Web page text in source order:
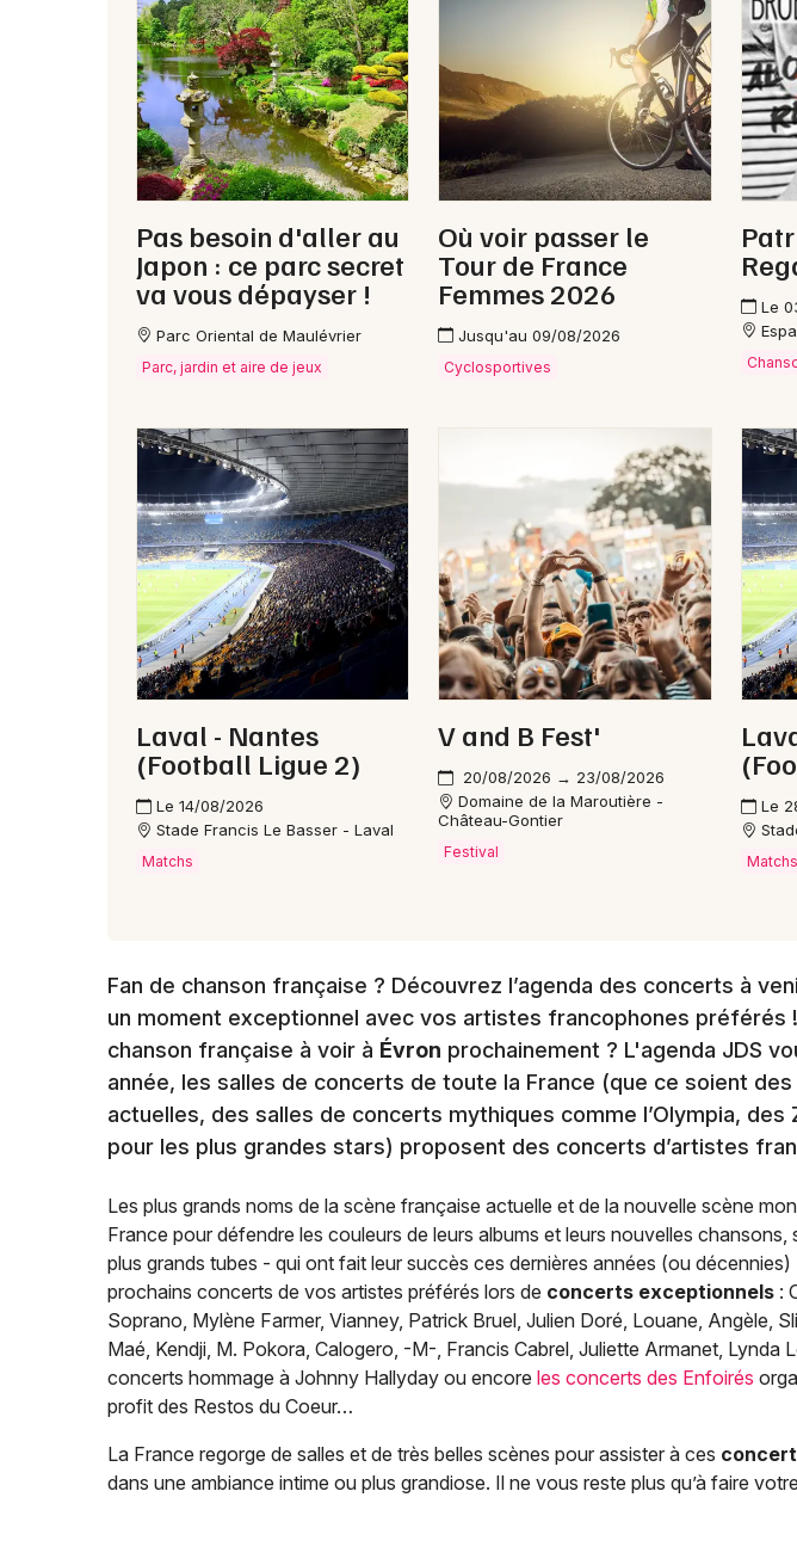
Newsletter des
Artistes en tournée
Magazine à Évron
53 - Mayenne
Choisir mes
Mon email
Je
Pas besoin d'aller au
Japon : ce parc secret
va vous dépayser !
Parc Oriental de Maulévrier
Parc, jardin et aire de jeux
Où voir passer le
Tour de France
Femmes 2026
Jusqu'au 09/08/2026
Cyclosportives
Le
Laval - Nantes
(Football Ligue 2)
Le 14/08/2026
Stade Francis Le Basser - Laval
Matchs
V and B Fest'
20/08/2026 → 23/08/2026
Domaine de la Maroutière -
Château-Gontier
Festival
Le
Matchs
Fan de chanson française ? Découvrez l’agenda des concerts à
un moment exceptionnel avec vos artistes francophones préférés
chanson française à voir à Évron prochainement ? L'agenda JDS
année, les salles de concerts de toute la France (que ce soient
actuelles, des salles de concerts mythiques comme l’Olympia,
pour les plus grandes stars) proposent des concerts d’artistes
Les plus grands noms de la scène française actuelle et de la nouvelle scène
France pour défendre les couleurs de leurs albums et leurs nouvelles chansons,
plus grands tubes - qui ont fait leur succès ces dernières années (ou décennies)
prochains concerts de vos artistes préférés lors de concerts exceptionnels :
Soprano, Mylène Farmer, Vianney, Patrick Bruel, Julien Doré, Louane, Angèle,
Maé, Kendji, M. Pokora, Calogero, -M-, Francis Cabrel, Juliette Armanet, Lynda
concerts hommage à Johnny Hallyday ou encore les concerts des Enfoirés
profit des Restos du Coeur…
La France regorge de salles et de très belles scènes pour assister à ces
dans une ambiance intime ou plus grandiose. Il ne vous reste plus qu’à faire